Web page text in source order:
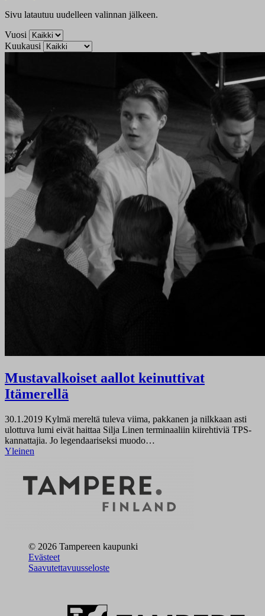
Sivu latautuu uudelleen valinnan jälkeen.
Vuosi
Kuukausi
Mustavalkoiset aallot keinuttivat
Itämerellä
30.1.2019 Kylmä mereltä tuleva viima, pakkanen ja nilkkaan asti
ulottuva lumi eivät haittaa Silja Linen terminaaliin kiirehtiviä TPS-
kannattajia. Jo legendaariseksi muodo…
Yleinen
© 2026 Tampereen kaupunki
Evästeet
Saavutettavuusseloste